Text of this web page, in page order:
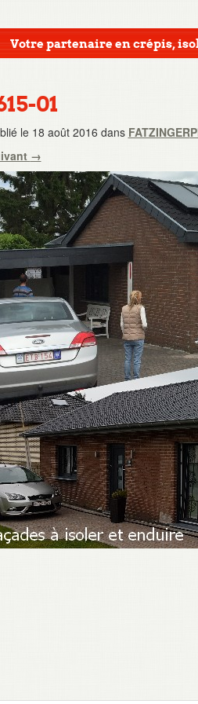
Votre partenaire en crépis,
01
le 18 août 2016 dans FATZINGER
→